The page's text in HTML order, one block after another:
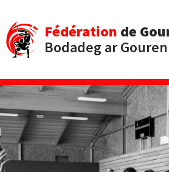
Fédération de
Bodadeg ar Gouren